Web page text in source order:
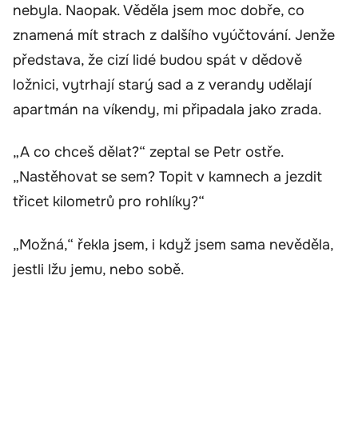
nebyla. Naopak. Věděla jsem moc dobře, co
znamená mít strach z dalšího vyúčtování. Jenže
představa, že cizí lidé budou spát v dědově
ložnici, vytrhají starý sad a z verandy udělají
apartmán na víkendy, mi připadala jako zrada.
„A co chceš dělat?“ zeptal se Petr ostře.
„Nastěhovat se sem? Topit v kamnech a jezdit
třicet kilometrů pro rohlíky?“
„Možná,“ řekla jsem, i když jsem sama nevěděla,
jestli lžu jemu, nebo sobě.